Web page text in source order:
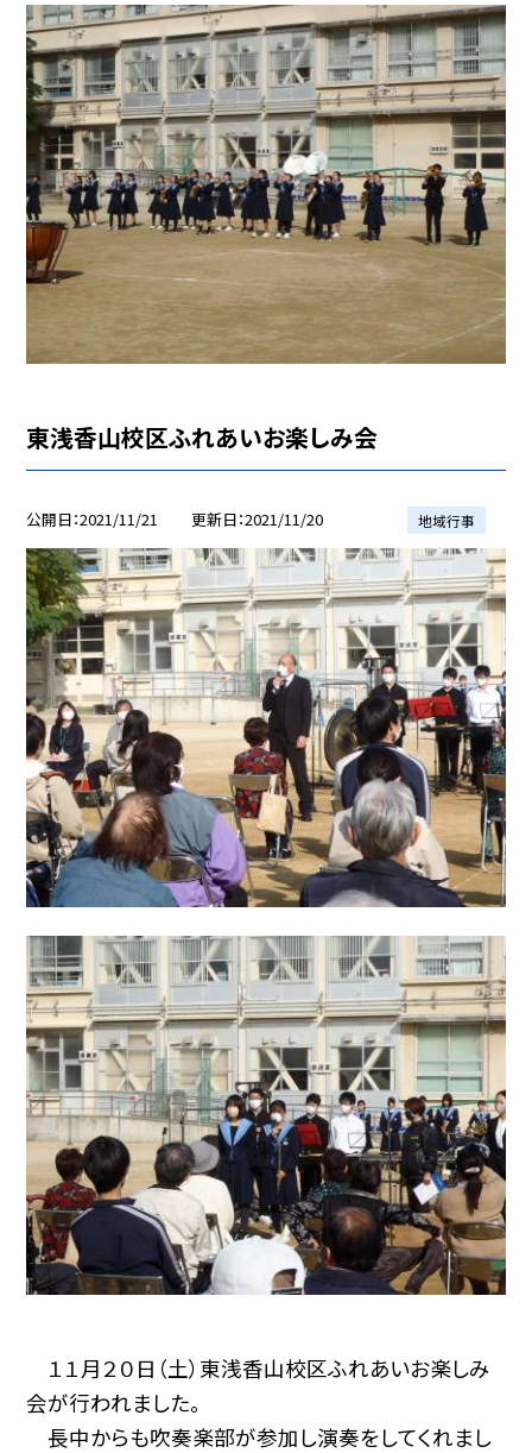
東浅香山校区ふれあいお楽しみ会
公開日 2021/11/21 更新日 2021/11/20 地域行事
１１月２０日（土）東浅香山校区ふれあいお楽しみ
会が行われました。
長中からも吹奏楽部が参加し演奏をしてくれまし